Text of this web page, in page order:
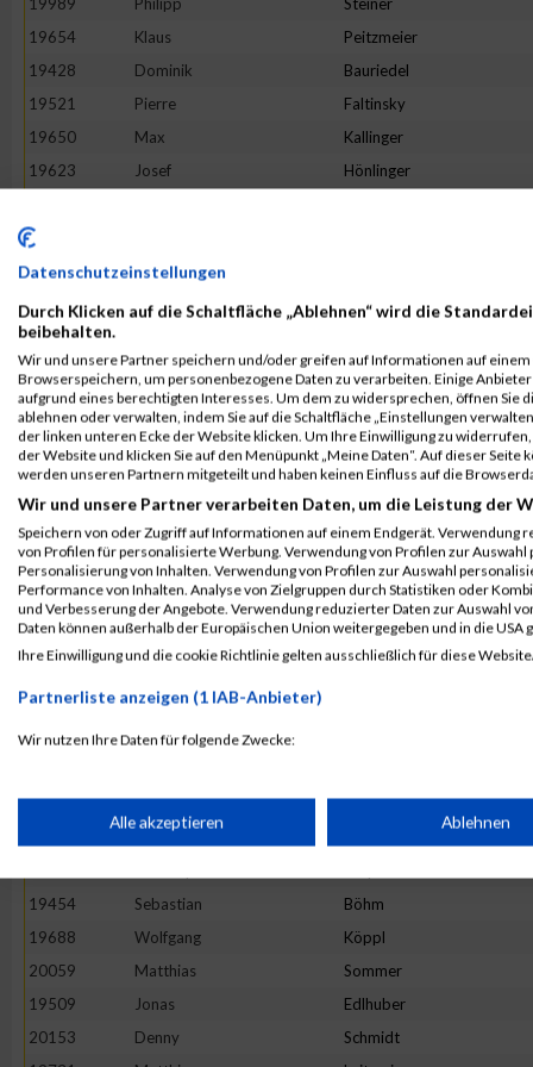
19654
Klaus Peitzmeier
19428
Dominik Bauriedel
19521
Pierre Faltinsky
19650
Max Kallinger
19623
Josef Hönlinger
19513
19660
Adrian
19467
Oliver Brutschy
19479
19794
Dino Morelli
19526
Michael Fink
19544
Klaus Gasteiger
20084
Marco Zielske
19642
Michael Jaumann
19868
Dirk Riedel
19857
Oliver-Kersten Raab
19626
Roland Hösl
19463
Christoph Breitner
19621
Volker
19581
Uwe
20138
Florian Nöther
Christian
19454
Sebastian Böhm
19688
Wolfgang Köppl
20059
Matthias Sommer
19509
Jonas Edlhuber
20153
Denny Schmidt
Datenschutzeinstellungen
Durch Klicken auf die Schaltfläche „Ablehnen“ wird die
beibehalten.
Wir und unsere Partner speichern und/oder greifen auf Informationen auf einem
Browserspeichern, um personenbezogene Daten zu verarbeiten. Einige
aufgrund eines berechtigten Interesses. Um dem zu widersprechen, öffnen Sie
ablehnen oder verwalten, indem Sie auf die Schaltfläche „Einstellungen
der linken unteren Ecke der Website klicken. Um Ihre Einwilligung zu
der Website und klicken Sie auf den Menüpunkt „Meine Daten“. Auf dieser
werden unseren Partnern mitgeteilt und haben keinen Einfluss auf die
Wir und unsere Partner verarbeiten Daten, um die Leistung der
Speichern von oder Zugriff auf Informationen auf einem Endgerät. Verwendung
von Profilen für personalisierte Werbung. Verwendung von Profilen zur
Personalisierung von Inhalten. Verwendung von Profilen zur Auswahl
Performance von Inhalten. Analyse von Zielgruppen durch Statistiken oder
und Verbesserung der Angebote. Verwendung reduzierter Daten zur Auswahl
Daten können außerhalb der Europäischen Union weitergegeben und in die USA
Ihre Einwilligung und die cookie Richtlinie gelten ausschließlich für diese
Partnerliste anzeigen (1 IAB-Anbieter)
Wir nutzen Ihre Daten für folgende Zwecke:
Speichern von oder Zugriff auf Informationen auf einem
Erstellung von Profilen für personalisierte Werbung
Verwendung von Profilen zur Auswahl personalisierter Werbung
Alle akzeptieren Ablehnen